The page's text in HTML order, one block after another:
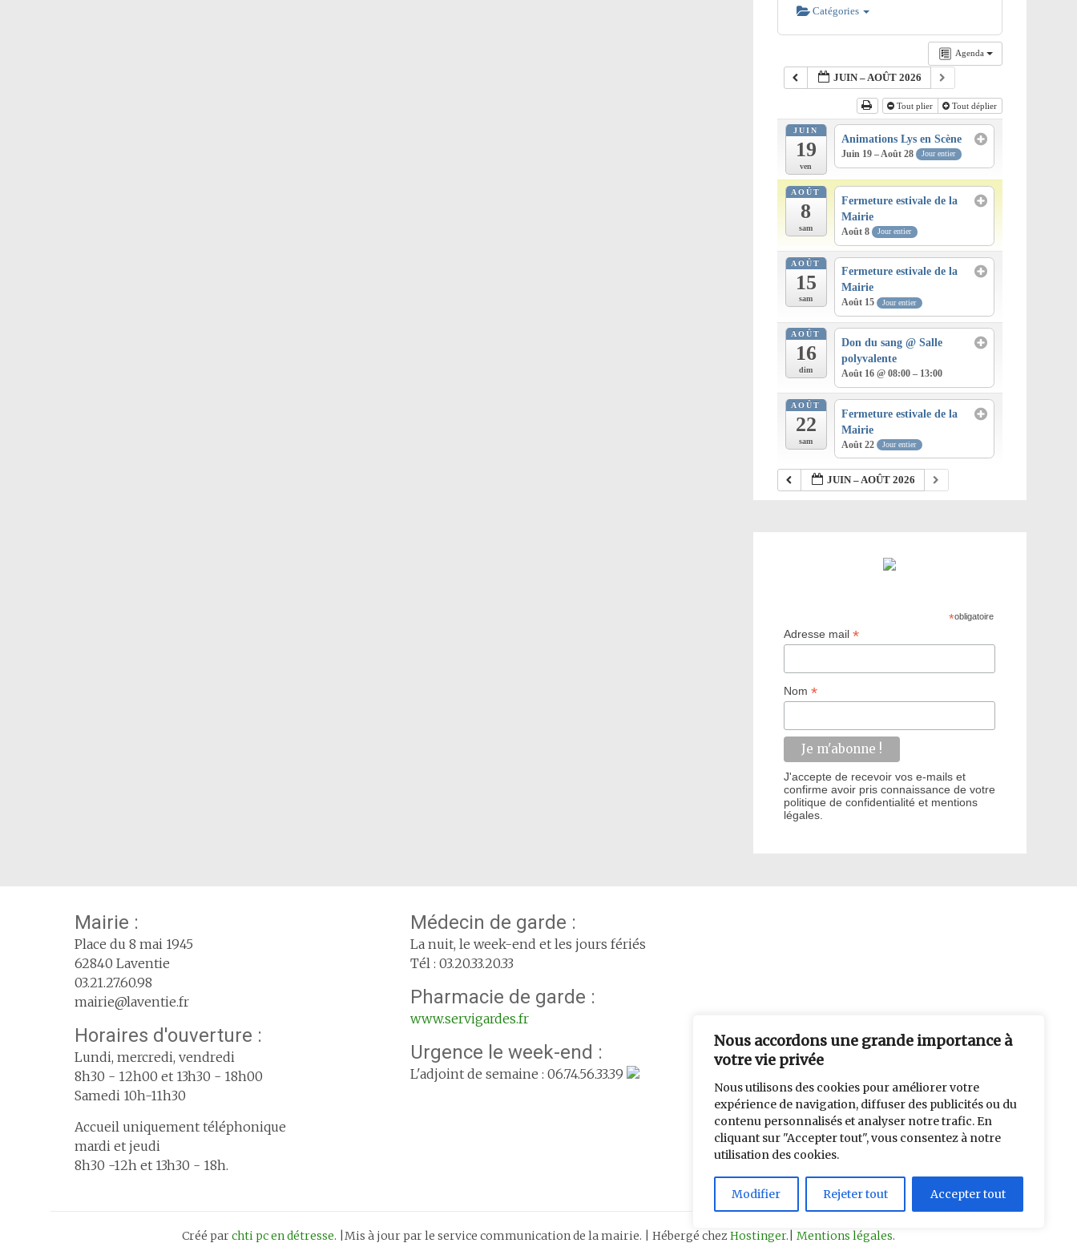
Nous accordons une grande importance à
votre vie privée
Nous utilisons des cookies pour améliorer votre
expérience de navigation, diffuser des publicités ou du
contenu personnalisés et analyser notre trafic. En
cliquant sur "Accepter tout", vous consentez à notre
utilisation des cookies.
Modifier Rejeter tout Accepter tout
Catégories
Agenda
JUIN – AOÛT 2026
Tout plier Tout déplier
JUIN
19
ven
Animations Lys en Scène
Juin 19 – Août 28 Jour entier
AOÛT
8
sam
Fermeture estivale de la
Mairie
Août 8 Jour entier
AOÛT
15
sam
Fermeture estivale de la
Mairie
Août 15 Jour entier
AOÛT
16
dim
Don du sang@ Salle
polyvalente
Août 16 @ 08:00 – 13:00
AOÛT
22
sam
Fermeture estivale de la
Mairie
Août 22 Jour entier
JUIN – AOÛT 2026
*obligatoire
Adresse mail*
Nom*
J'accepte de recevoir vos e-mails et
confirme avoir pris connaissance de votre
politique de confidentialité et mentions
légales.
Mairie :
Place du 8 mai 1945
62840 Laventie
03.21.27.60.98
mairie@laventie.fr
Horaires d'ouverture :
Lundi, mercredi, vendredi
8h30 - 12h00 et 13h30 - 18h00
Samedi 10h-11h30
Accueil uniquement téléphonique
mardi et jeudi
8h30 -12h et 13h30 - 18h.
Médecin de garde :
La nuit, le week-end et les jours fériés
Tél : 03.20.33.20.33
Pharmacie de garde :
www.servigardes.fr
Urgence le week-end :
L'adjoint de semaine : 06.74.56.33.39
Créé parchti pc en détresse. |Mis à jour par le service communication de la mairie. | Hébergé chez Hostinger.| Mentions légales.